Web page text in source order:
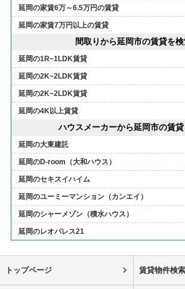
延岡の家賃6万～6.5万円の賃貸
延岡の家賃7万円以上の賃貸
間取りから延岡市の賃貸を
延岡の1R~1LDK賃貸
延岡の2K~2LDK賃貸
延岡の2K~2LDK賃貸
延岡の4K以上賃貸
ハウスメーカーから延岡市の賃
延岡の大東建託
延岡のD-room（大和ハウス）
延岡のセキスイハイム
延岡のユーミーマンション（カンエイ）
延岡のシャーメゾン（積水ハウス）
延岡のレオパレス21
トップページ 賃貸物件検索